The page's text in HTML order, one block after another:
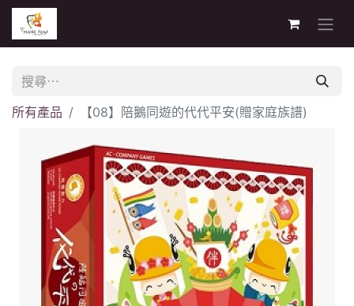
所有產品 【08】陪鵝同遊的代代平安(贈家庭族譜)